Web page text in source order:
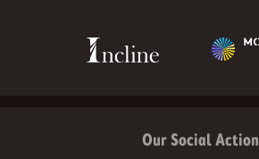
Our Social Action